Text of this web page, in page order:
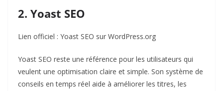
2. Yoast SEO
Lien officiel : Yoast SEO sur WordPress.org
Yoast SEO reste une référence pour les utilisateurs qui
veulent une optimisation claire et simple. Son système de
conseils en temps réel aide à améliorer les titres, les